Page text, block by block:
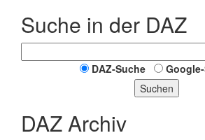
Suche in der DAZ
DAZ-Suche
Suchen
DAZ Archiv